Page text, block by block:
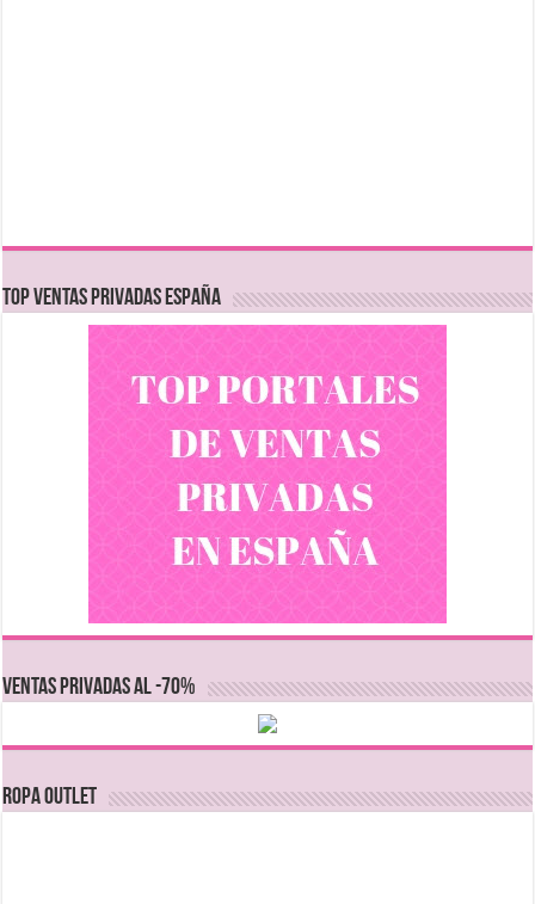
TOP VENTAS PRIVADAS ESPAÑA
VENTAS PRIVADAS AL -70%
Ropa Outlet